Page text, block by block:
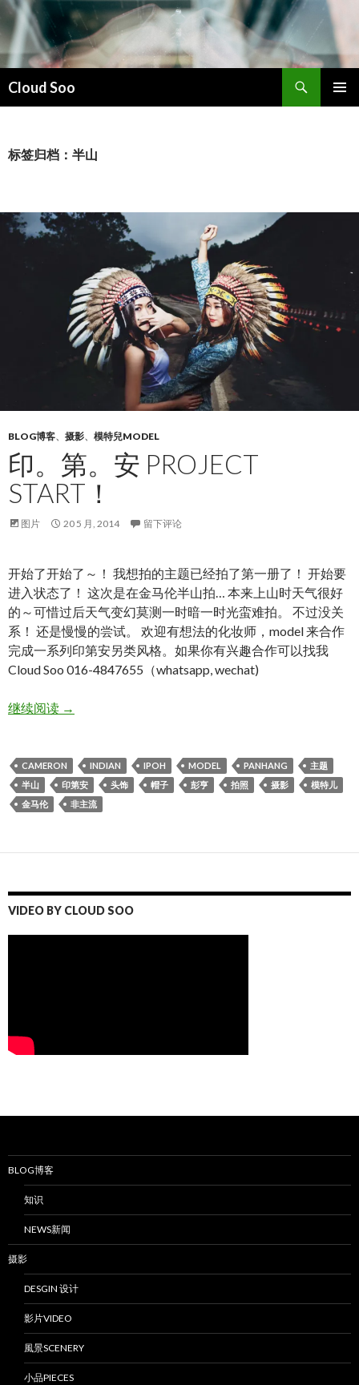
Cloud Soo
索
文
标签归档：半山
BLOG博客、 摄影、 模特兒MODEL
印。第。安 PROJECT
START！
图片 20 5 月, 2014 留下评论
开始了开始了～！ 我想拍的主题已经拍了第一册了！ 开始要
进入状态了！ 这次是在金马伦半山拍… 本来上山时天气很好
的～可惜过后天气变幻莫测一时暗一时光蛮难拍。 不过没关
系！ 还是慢慢的尝试。 欢迎有想法的化妆师，model 来合作
完成一系列印第安另类风格。如果你有兴趣合作可以找我
Cloud Soo 016-4847655（whatsapp, wechat)
继续阅读印。第。安 Project Start！
→
CAMERON INDIAN IPOH MODEL PANHANG
主题
半山
印第安 头饰 帽子 彭亨 拍照 摄影
模特儿
金马伦
非主流
VIDEO BY CLOUD SOO
BLOG博客
知识
NEWS新闻
摄影
DESGIN 设计
影片VIDEO
風景SCENERY
小品PIECES